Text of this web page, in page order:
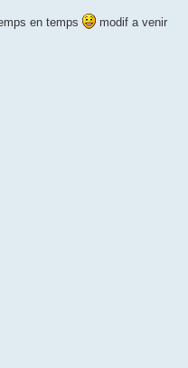
en temps
modif a venir